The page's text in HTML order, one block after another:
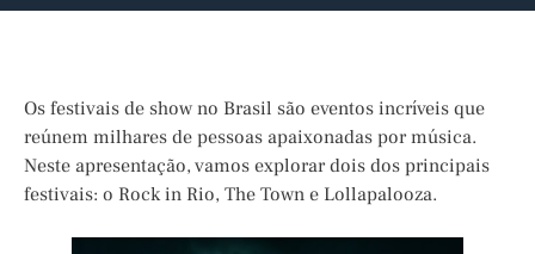
Os festivais de show no Brasil são eventos incríveis que
reúnem milhares de pessoas apaixonadas por música.
Neste apresentação, vamos explorar dois dos principais
festivais: o Rock in Rio, The Town e Lollapalooza.